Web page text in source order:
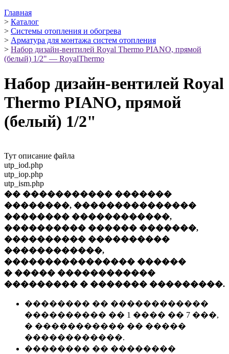
Главная
> Каталог
> Системы отопления и обогрева
> Арматура для монтажа систем отопления
> Набор дизайн-вентилей Royal Thermo PIANO, прямой
(белый) 1/2" — RoyalThermo
Набор дизайн-вентилей Royal
Thermo PIANO, прямой
(белый) 1/2"
Тут описание файла
utp_iod.php
utp_iop.php
utp_ism.php
�� ����������� �������
��������, ���������������
�������� ������������,
���������� ������ �������,
���������� ����������
������������,
���������������� ������
� ����� ������������
��������� � ������� ���������.
�������� �� ������������
���������� �� 1 ���� �� 7 ���,
� ����������� �� �����
������������.
�������� �� ��������